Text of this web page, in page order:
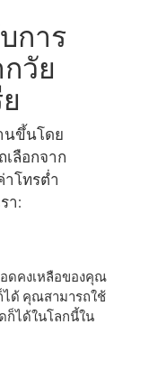
การ
วัย
นขึ้นโดย
ลือกจาก
าโทรต่ำ
า:
อดคงเหลือของคุณ
ได้ คุณสามารถใช้
ก็ได้ในโลกนี้ใน